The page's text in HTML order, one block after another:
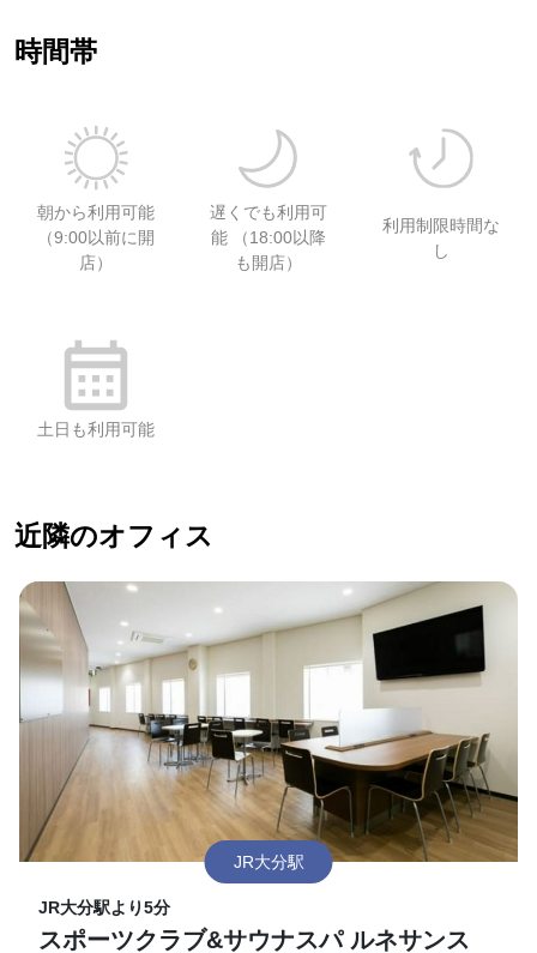
時間帯
朝から利用可能
（9:00以前に開
店）
遅くでも利用可
能 （18:00以降
も開店）
利用制限時間な
し
土日も利用可能
近隣のオフィス
JR大分駅
JR大分駅より5分
スポーツクラブ&サウナスパ ルネサンス